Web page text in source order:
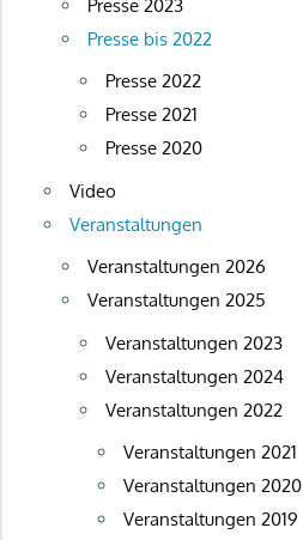
Presse 2023
Presse bis 2022
Presse 2022
Presse 2021
Presse 2020
Video
Veranstaltungen
Veranstaltungen 2026
Veranstaltungen 2025
Veranstaltungen 2023
Veranstaltungen 2024
Veranstaltungen 2022
Veranstaltungen 2021
Veranstaltungen 2020
Veranstaltungen 2019